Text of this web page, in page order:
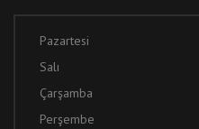
Pazartesi
Salı
Çarşamba
Perşembe